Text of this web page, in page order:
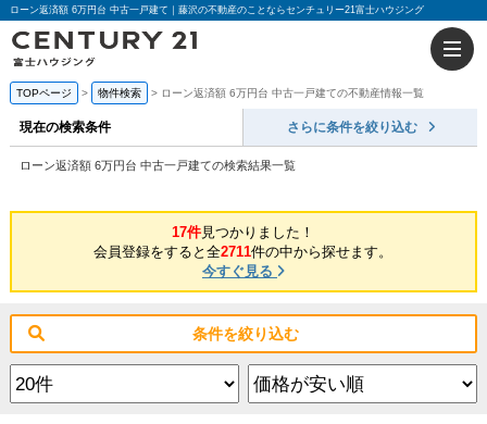
ローン返済額 6万円台 中古一戸建て｜藤沢の不動産のことならセンチュリー21富士ハウジング
TOPページ 物件検索 ローン返済額 6万円台 中古一戸建ての不動産情報一覧
現在の検索条件 さらに条件を絞り込む
ローン返済額 6万円台 中古一戸建ての検索結果一覧
17件見つかりました！
会員登録をすると全2711件の中から探せます。
今すぐ見る
条件を絞り込む